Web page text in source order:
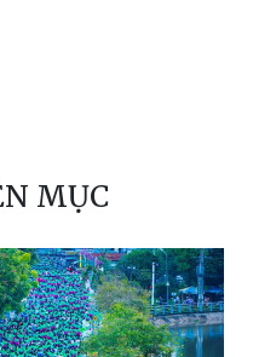
MỤC